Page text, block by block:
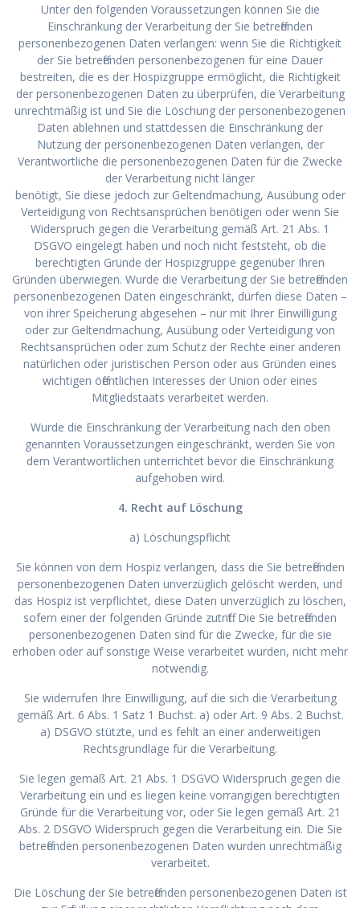
Unter den folgenden Voraussetzungen können Sie die
Einschränkung der Verarbeitung der Sie betreffenden
personenbezogenen Daten verlangen: wenn Sie die Richtigkeit
der Sie betreffenden personenbezogenen für eine Dauer
bestreiten, die es der Hospizgruppe ermöglicht, die Richtigkeit
der personenbezogenen Daten zu überprüfen, die Verarbeitung
unrechtmäßig ist und Sie die Löschung der personenbezogenen
Daten ablehnen und stattdessen die Einschränkung der
Nutzung der personenbezogenen Daten verlangen, der
Verantwortliche die personenbezogenen Daten für die Zwecke
der Verarbeitung nicht länger
benötigt, Sie diese jedoch zur Geltendmachung, Ausübung oder
Verteidigung von Rechtsansprüchen benötigen oder wenn Sie
Widerspruch gegen die Verarbeitung gemäß Art. 21 Abs. 1
DSGVO eingelegt haben und noch nicht feststeht, ob die
berechtigten Gründe der Hospizgruppe gegenüber Ihren
Gründen überwiegen. Wurde die Verarbeitung der Sie betreffenden
personenbezogenen Daten eingeschränkt, dürfen diese Daten –
von ihrer Speicherung abgesehen – nur mit Ihrer Einwilligung
oder zur Geltendmachung, Ausübung oder Verteidigung von
Rechtsansprüchen oder zum Schutz der Rechte einer anderen
natürlichen oder juristischen Person oder aus Gründen eines
wichtigen öffentlichen Interesses der Union oder eines
Mitgliedstaats verarbeitet werden.
Wurde die Einschränkung der Verarbeitung nach den oben
genannten Voraussetzungen eingeschränkt, werden Sie von
dem Verantwortlichen unterrichtet bevor die Einschränkung
aufgehoben wird.
4. Recht auf Löschung
a) Löschungspflicht
Sie können von dem Hospiz verlangen, dass die Sie betreffenden
personenbezogenen Daten unverzüglich gelöscht werden, und
das Hospiz ist verpflichtet, diese Daten unverzüglich zu löschen,
sofern einer der folgenden Gründe zutrifft: Die Sie betreffenden
personenbezogenen Daten sind für die Zwecke, für die sie
erhoben oder auf sonstige Weise verarbeitet wurden, nicht mehr
notwendig.
Sie widerrufen Ihre Einwilligung, auf die sich die Verarbeitung
gemäß Art. 6 Abs. 1 Satz 1 Buchst. a) oder Art. 9 Abs. 2 Buchst.
a) DSGVO stützte, und es fehlt an einer anderweitigen
Rechtsgrundlage für die Verarbeitung.
Sie legen gemäß Art. 21 Abs. 1 DSGVO Widerspruch gegen die
Verarbeitung ein und es liegen keine vorrangigen berechtigten
Gründe für die Verarbeitung vor, oder Sie legen gemäß Art. 21
Abs. 2 DSGVO Widerspruch gegen die Verarbeitung ein. Die Sie
betreffenden personenbezogenen Daten wurden unrechtmäßig
verarbeitet.
Die Löschung der Sie betreffenden personenbezogenen Daten ist